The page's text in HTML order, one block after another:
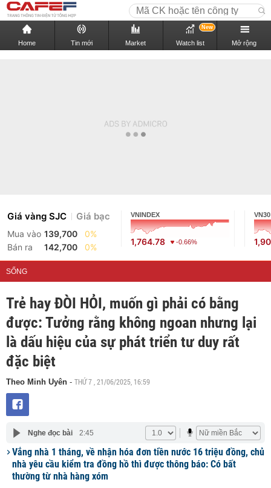
Home Tin mới Market Watch list
New
Mở rộng
Giá vàng SJC Giá bạc
Mua vào 139,700
0%
Bán ra
142,700 0%
VNINDEX
1,764.78 -0.66%
VN30
SỐNG
Trẻ hay ĐÒI HỎI, muốn gì phải có bằng
được: Tưởng rằng không ngoan nhưng lại
là dấu hiệu của sự phát triển tư duy rất
đặc biệt
Theo Minh Uyên - THỨ 7 , 21/06/2025, 16:59
Nghe đọc bài 2:45
Vắng nhà 1 tháng, về nhận hóa đơn tiền nước 16 triệu đồng, chủ
nhà yêu cầu kiểm tra đồng hồ thì được thông báo: Có bất
thường từ nhà hàng xóm